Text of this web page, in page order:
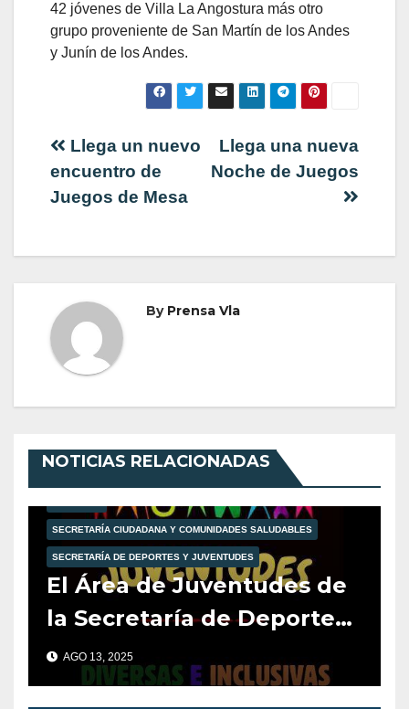
42 jóvenes de Villa La Angostura más otro
grupo proveniente de San Martín de los Andes
y Junín de los Andes.
Navegación
de
Llega una nueva
Noche de Juegos
Llega un nuevo
encuentro de
Juegos de Mesa
By Prensa Vla
NOTICIAS RELACIONADAS
SECRETARÍA CIUDADANA Y COMUNIDADES SALUDABLES
SECRETARÍA DE DEPORTES Y JUVENTUDES
El Área de Juventudes de
la Secretaría de Deportes
y el Área de Diversidad de
la Secretaría de
AGO 13, 2025